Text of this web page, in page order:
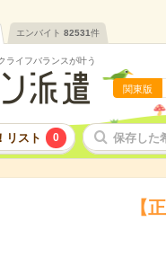
エンバイト 82531件
ライフバランスが叶う
関東版
リスト 0 保存した
【